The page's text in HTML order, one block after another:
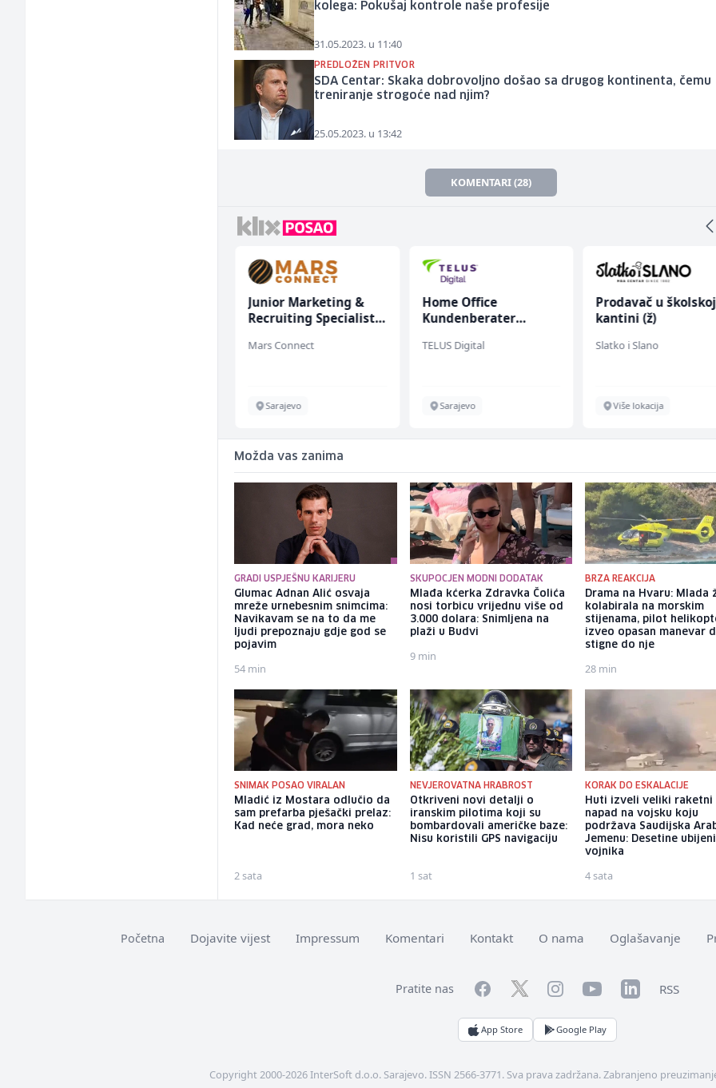
kolega: Pokušaj kontrole naše profesije
31.05.2023. u 11:40
PREDLOŽEN PRITVOR
SDA Centar: Skaka dobrovoljno došao sa drugog kontinenta, čemu
treniranje strogoće nad njim?
25.05.2023. u 13:42
KOMENTARI (28)
Junior Marketing &
Recruiting Specialist
Mars Connect
Sarajevo
Home Office
Kundenberater
TELUS Digital
Sarajevo
Prodavač u školskoj
kantini (ž)
Slatko i Slano
Više lokacija
Možda vas zanima
GRADI USPJEŠNU KARIJERU
Glumac Adnan Alić osvaja
mreže urnebesnim snimcima:
Navikavam se na to da me
ljudi prepoznaju gdje god se
pojavim
54 min
SKUPOCJEN MODNI DODATAK
Mlađa kćerka Zdravka Čolića
nosi torbicu vrijednu više od
3.000 dolara: Snimljena na
plaži u Budvi
9 min
BRZA REAKCIJA
Drama na Hvaru: Mlada
kolabirala na morskim
stijenama, pilot
izveo opasan manevar
stigne do nje
28 min
SNIMAK POSAO VIRALAN
Mladić iz Mostara odlučio da
sam prefarba pješački prelaz:
Kad neće grad, mora neko
2 sata
NEVJEROVATNA HRABROST
Otkriveni novi detalji o
iranskim pilotima koji su
bombardovali američke baze:
Nisu koristili GPS navigaciju
1 sat
KORAK DO ESKALACIJE
Huti izveli veliki raketni
napad na vojsku koju
podržava Saudijska
Jemenu: Desetine
vojnika
4 sata
Početna Dojavite vijest Impressum Komentari Kontakt O nama Oglašavanje
Pratite nas FacebookTwitterInstagramYouTubeLinkedInRSS
App Store Google Play
Copyright 2000-2026 InterSoft d.o.o. Sarajevo. ISSN 2566-3771. Sva prava zadržana. Zabranjeno